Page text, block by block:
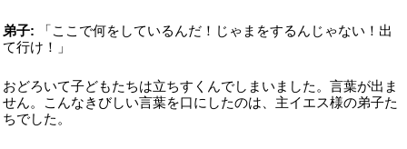
弟子: 「ここで何をしているんだ！じゃまをするんじゃない！出
て行け！」
おどろいて子どもたちは立ちすくんでしまいました。言葉が出ま
せん。こんなきびしい言葉を口にしたのは、主イエス様の弟子た
ちでした。